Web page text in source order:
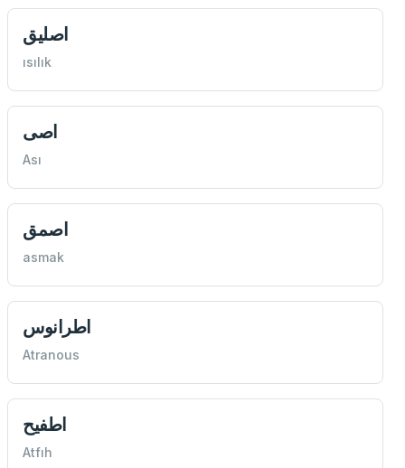
اصليق
ısılık
اصی
Ası
اصمق
asmak
اطرانوس
Atranous
اطفيح
Atfıh